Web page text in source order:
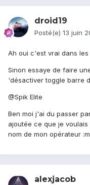
droid19
Posté(e) 13 juin
Ah oui c'est vrai dans
Sinon essaye de faire
'désactiver toggle barre
@Spik Elite
Ben moi j'ai du passer
ajoutée ce que je
nom de mon opérateur
alexjacob